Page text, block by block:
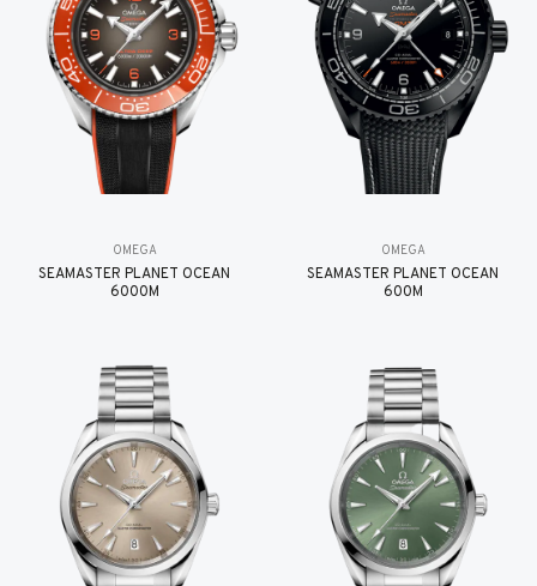
OMEGA
SEAMASTER PLANET OCEAN
6000M
OMEGA
SEAMASTER PLANET OCEAN
600M